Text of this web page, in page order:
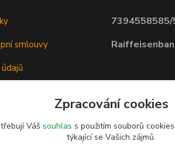
smlouvy
7394558585/
Zpracování cookies
Váš souhlas s použitím souborů
týkající se Vašich zájmů.